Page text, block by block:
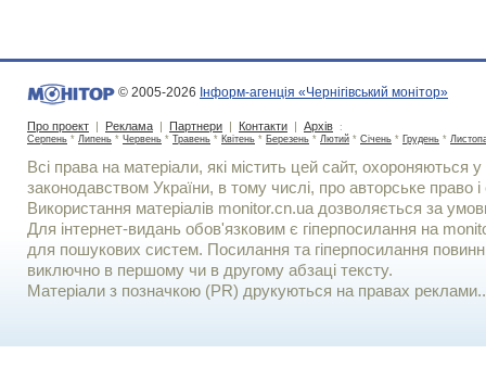
© 2005-2026 Інформ-агенція «Чернігівський монітор»
Про проект | Реклама | Партнери | Контакти | Архів :
Серпень * Липень * Червень * Травень * Квітень * Березень * Лютий * Січень * Грудень *
Всі права на матеріали, які містить цей сайт, охороняються у
законодавством України, в тому числі, про авторське право і
Використання матерiалiв monitor.cn.ua дозволяється за
Для iнтернет-видань обов'язковим є гiперпосилання на
для пошукових систем. Посилання та гіперпосилання
виключно в першому чи в другому абзаці тексту.
Матеріали з позначкою (PR) друкуються на правах реклами..